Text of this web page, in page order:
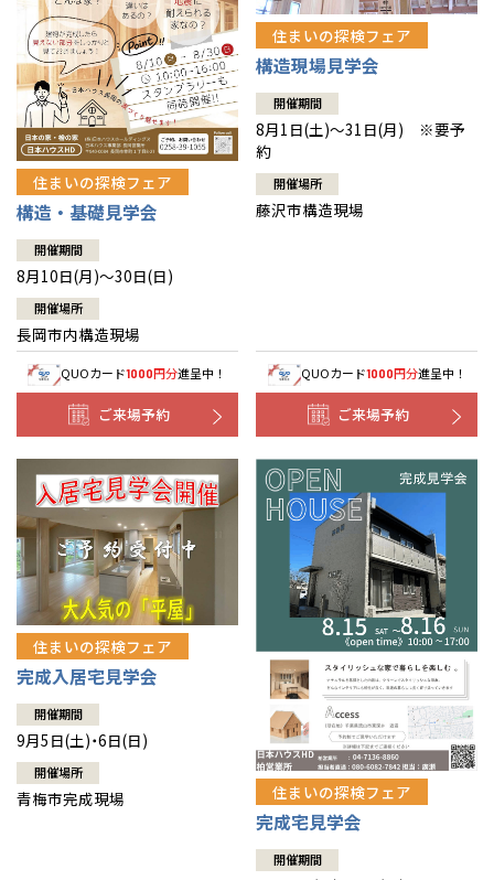
住まいの探検フェア
構造・基礎見学会
開催期間
8月10日(月)～30日(日)
開催場所
長岡市内構造現場
QUOカード1000円分進呈中！
ご来場予約
住まいの探検フェア
構造現場見学会
開催期間
8月1日(土)～31日(月) ※要予
約
開催場所
藤沢市構造現場
QUOカード1000円分進呈中！
ご来場予約
住まいの探検フェア
完成入居宅見学会
開催期間
9月5日(土)・6日(日)
開催場所
青梅市完成現場 住まいの探検フェア
完成宅見学会
開催期間